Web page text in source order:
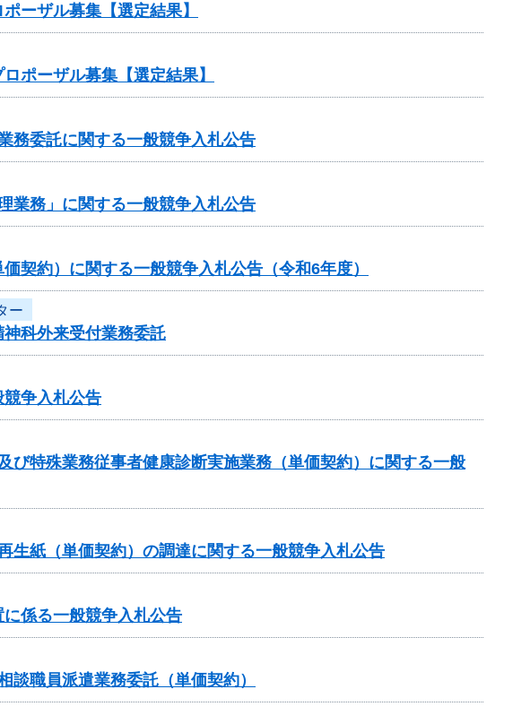
ーザル募集【選定結果】
ポーザル募集【選定結果】
務委託に関する一般競争入札公告
業務」に関する一般競争入札公告
契約）に関する一般競争入札公告（令和6年度）
ー
科外来受付業務委託
争入札公告
び特殊業務従事者健康診断実施業務（単価契約）に関する一般
生紙（単価契約）の調達に関する一般競争入札公告
係る一般競争入札公告
職員派遣業務委託（単価契約）